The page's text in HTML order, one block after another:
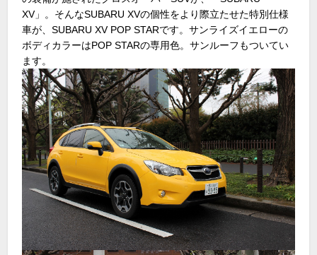
XV」。そんなSUBARU XVの個性をより際立たせた特別仕様
車が、SUBARU XV POP STARです。サンライズイエローの
ボディカラーはPOP STARの専用色。サンルーフもついてい
ます。